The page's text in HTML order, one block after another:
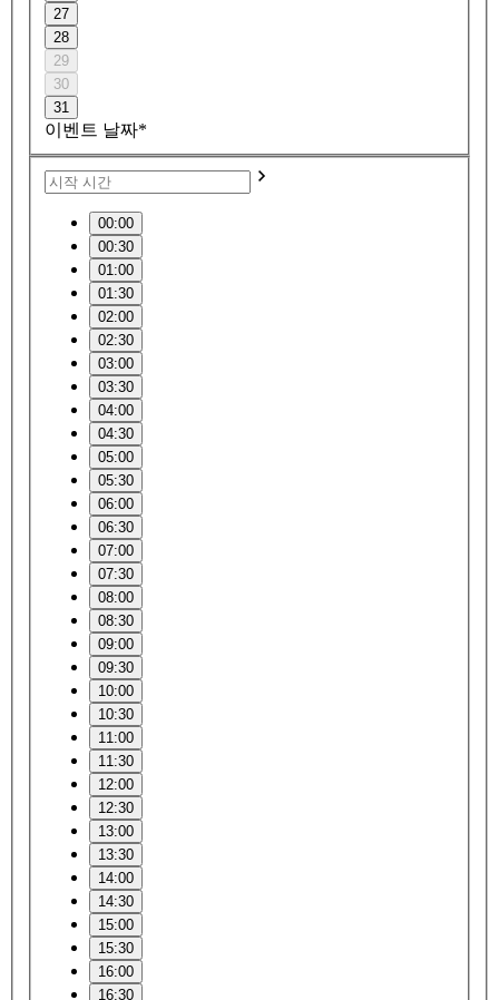
27
28
29
30
31
이벤트 날짜*
00:00
00:30
01:00
01:30
02:00
02:30
03:00
03:30
04:00
04:30
05:00
05:30
06:00
06:30
07:00
07:30
08:00
08:30
09:00
09:30
10:00
10:30
11:00
11:30
12:00
12:30
13:00
13:30
14:00
14:30
15:00
15:30
16:00
16:30